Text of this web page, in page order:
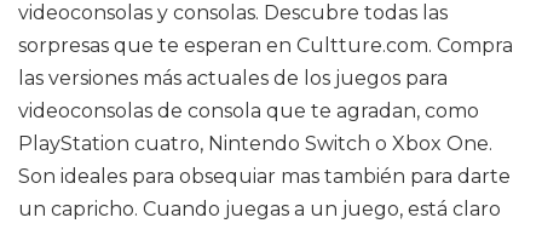
videoconsolas y consolas. Descubre todas las
sorpresas que te esperan en Cultture.com. Compra
las versiones más actuales de los juegos para
videoconsolas de consola que te agradan, como
PlayStation cuatro, Nintendo Switch o Xbox One.
Son ideales para obsequiar mas también para darte
un capricho. Cuando juegas a un juego, está claro